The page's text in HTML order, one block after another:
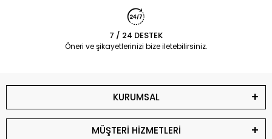
7 / 24 DESTEK
Öneri ve şikayetlerinizi bize iletebilirsiniz.
KURUMSAL
MÜŞTERİ HİZMETLERİ